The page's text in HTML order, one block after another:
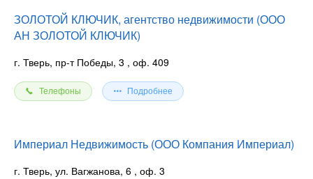
ЗОЛОТОЙ КЛЮЧИК, агентство недвижимости (ООО
АН ЗОЛОТОЙ КЛЮЧИК)
г. Тверь, пр-т Победы, 3 , оф. 409
Телефоны Подробнее
Империал Недвижимость (ООО Компания Империал)
г. Тверь, ул. Вагжанова, 6 , оф. 3